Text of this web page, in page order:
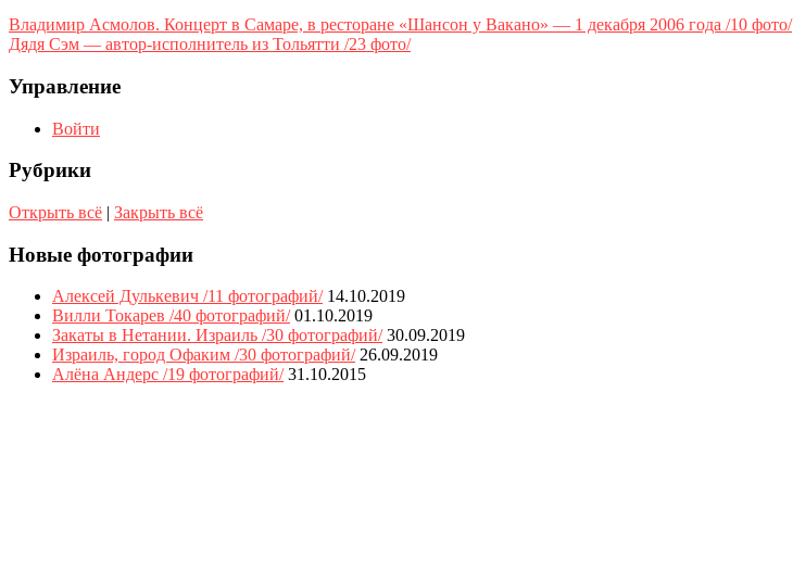
Владимир Асмолов. Концерт в Самаре, в ресторане «Шансон у Вакано» — 1 декабря 2006 года /10 фото/
Дядя Сэм — автор-исполнитель из Тольятти /23 фото/
Управление
Войти
Рубрики
Открыть всё | Закрыть всё
Новые фотографии
Алексей Дулькевич /11 фотографий/ 14.10.2019
Вилли Токарев /40 фотографий/ 01.10.2019
Закаты в Нетании. Израиль /30 фотографий/ 30.09.2019
Израиль, город Офаким /30 фотографий/ 26.09.2019
Алёна Андерс /19 фотографий/ 31.10.2015